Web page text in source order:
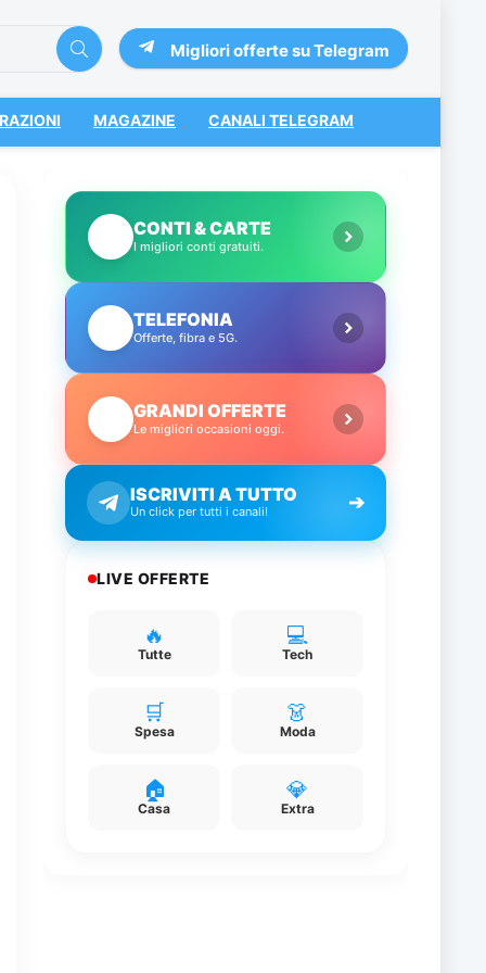
Migliori offerte su Telegram
MAGAZINE CANALI TELEGRAM
CONTI & CARTE
I migliori conti gratuiti.
TELEFONIA
Offerte, fibra e 5G.
GRANDI OFFERTE
Le migliori occasioni oggi.
ISCRIVITI A TUTTO
Un click per tutti i canali! ➔
LIVE OFFERTE
🔥
Tutte
💻
Tech
🛒
Spesa
👗
Moda
🏠
Casa
💎
Extra